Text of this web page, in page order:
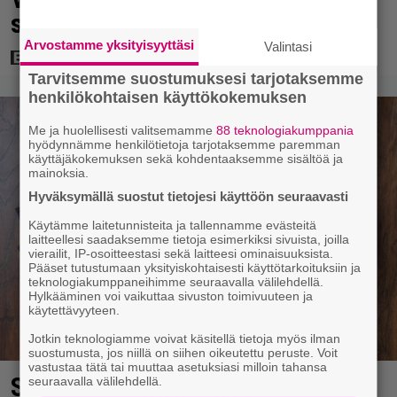
sittenkään hyllylle
Syötkö perunoita näin? Tutkijat
Arvostamme yksityisyyttäsi Valintasi
Tarvitsemme suostumuksesi tarjotaksemme
henkilökohtaisen käyttökokemuksen
Me ja huolellisesti valitsemamme88 teknologiakumppania
hyödynnämme henkilötietoja tarjotaksemme paremman
käyttäjäkokemuksen sekä kohdentaaksemme sisältöä ja
mainoksia.
Hyväksymällä suostut tietojesi käyttöön seuraavasti
Käytämme laitetunnisteita ja tallennamme evästeitä
laitteellesi saadaksemme tietoja esimerkiksi sivuista, joilla
vierailit, IP-osoitteestasi sekä laitteesi ominaisuuksista.
Pääset tutustumaan yksityiskohtaisesti käyttötarkoituksiin ja
teknologiakumppaneihimme seuraavalla välilehdellä.
Hylkääminen voi vaikuttaa sivuston toimivuuteen ja
käytettävyyteen.
Jotkin teknologiamme voivat käsitellä tietoja myös ilman
suostumusta, jos niillä on siihen oikeutettu peruste. Voit
vastustaa tätä tai muuttaa asetuksiasi milloin tahansa
seuraavalla välilehdellä.